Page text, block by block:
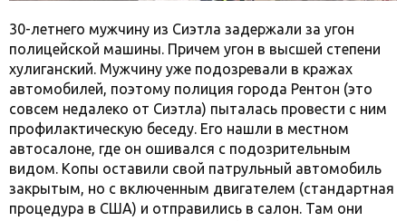
30-летнего мужчину из Сиэтла задержали за угон
полицейской машины. Причем угон в высшей степени
хулиганский. Мужчину уже подозревали в кражах
автомобилей, поэтому полиция города Рентон (это
совсем недалеко от Сиэтла) пыталась провести с ним
профилактическую беседу. Его нашли в местном
автосалоне, где он ошивался с подозрительным
видом. Копы оставили свой патрульный автомобиль
закрытым, но с включенным двигателем (стандартная
процедура в США) и отправились в салон. Там они